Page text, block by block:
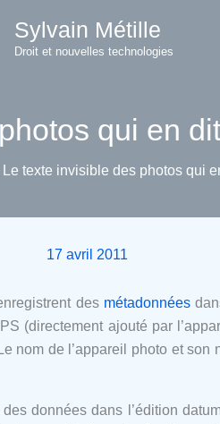
Sylvain Métille
Droit et nouvelles technologies
qui en
Le texte invisible des photos qui
17 avril 2011
des métadonnées
(directement ajouté par
nom de l’appareil photo et
données dans l’édition